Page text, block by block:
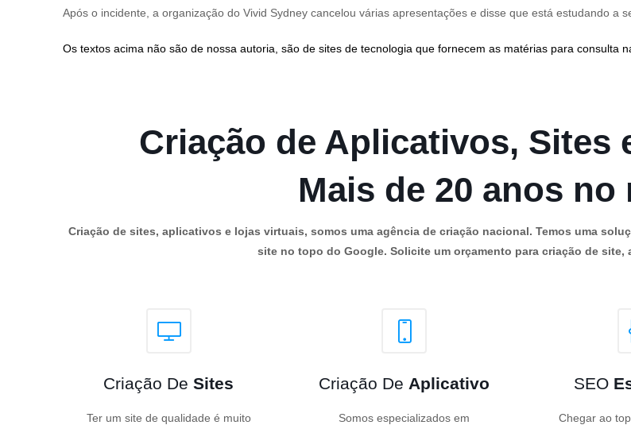
Após o incidente, a organização do Vivid Sydney cancelou várias apresentações e disse que está estudando a
Os textos acima não são de nossa autoria, são de sites de tecnologia que fornecem as matérias para consulta
Criação de Aplicativos, Sites
Mais de 20 anos no
Criação de sites, aplicativos e lojas virtuais, somos uma agência de criação nacional. Temos uma
site no topo do Google. Solicite um orçamento para criação de
Criação DeSites
Ter um site de qualidade é muito
Criação De Aplicativo
Somos especializados em
SEO
Chegar ao